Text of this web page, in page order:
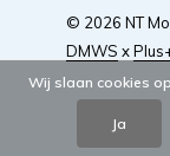
© 2026 NT
DMWS x
Wij slaan cookies
Ja